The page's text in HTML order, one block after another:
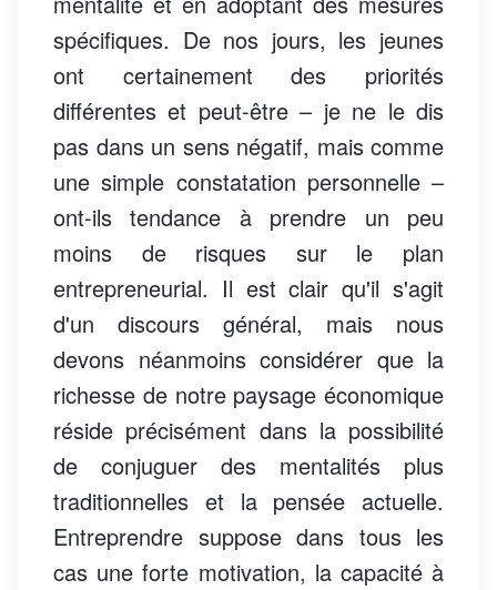
spécifiques. De nos jours, les jeunes
ont certainement des priorités
différentes et peut-être – je ne le dis
pas dans un sens négatif, mais comme
une simple constatation personnelle –
ont-ils tendance à prendre un peu
moins de risques sur le plan
entrepreneurial. Il est clair qu'il s'agit
d'un discours général, mais nous
devons néanmoins considérer que la
richesse de notre paysage économique
réside précisément dans la possibilité
de conjuguer des mentalités plus
traditionnelles et la pensée actuelle.
Entreprendre suppose dans tous les
cas une forte motivation, la capacité à